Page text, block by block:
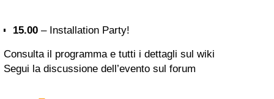
15.00 – Installation Party!
Consulta il programma e tutti i dettagli sul wiki
Segui la discussione dell’evento sul forum